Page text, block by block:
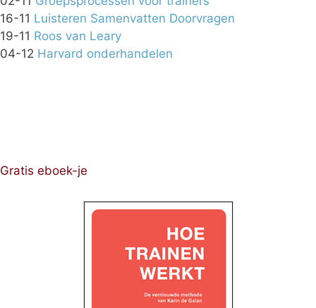
16-11 Luisteren Samenvatten Doorvragen
19-11 Roos van Leary
04-12 Harvard onderhandelen
Gratis eboek-je